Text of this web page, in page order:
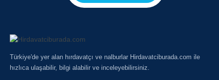
Türkiye'de yer alan hırdavatçı ve nalburlar Hirdavatciburada.com ile
hızlıca ulaşabilir, bilgi alabilir ve inceleyebilirsiniz.